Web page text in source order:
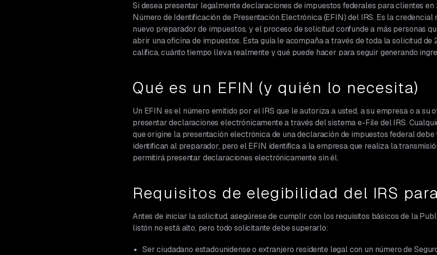
Si desea presentar legalmente declaraciones de impuestos federales para clientes
Número de Identificación de Presentación Electrónica (EFIN) del IRS. Es la
nuevo preparador de impuestos, y el proceso de solicitud confunde a más personas
abrir una oficina de impuestos. Esta guía le acompaña a través de toda la solicitud de
califica, cuánto tiempo lleva realmente y qué puede hacer para seguir generando
Qué es un EFIN (y quién lo necesita)
Un EFIN es el número emitido por el IRS que le autoriza a usted, a su empresa o a su
presentar declaraciones electrónicamente a través del sistema e-File del IRS.
que origine la presentación electrónica de una declaración de impuestos federal debe
identifican al preparador, pero el EFIN identifica a la empresa que realiza la
permitirá presentar declaraciones electrónicamente sin él.
Requisitos de elegibilidad del IRS
Antes de iniciar la solicitud, asegúrese de cumplir con los requisitos básicos de la
listón no está alto, pero todo solicitante debe superarlo:
Ser ciudadano estadounidense o extranjero residente legal con un número de